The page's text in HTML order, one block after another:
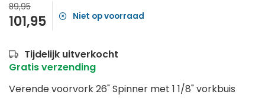
89,95
101,95 Niet op voorraad
Tijdelijk uitverkocht
Gratis verzending
Verende voorvork 26" Spinner met 1 1/8" vorkbuis